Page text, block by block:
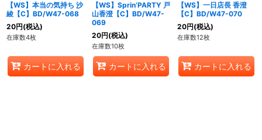
【WS】本当の気持ち 沙
綾【C】BD/W47-068
20円(税込)
在庫数4枚
カートに入れる
【WS】Sprin’PARTY 戸
山香澄【C】BD/W47-
069
20円(税込)
在庫数10枚
カートに入れる
【WS】一日店長 香澄
【C】BD/W47-070
20円(税込)
在庫数12枚
カートに入れる